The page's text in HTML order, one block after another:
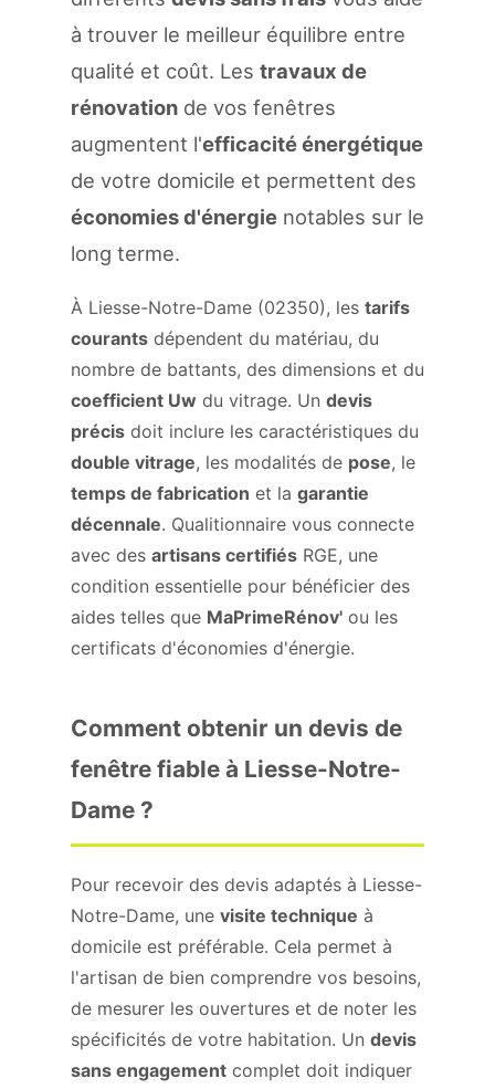
à trouver le meilleur équilibre entre
qualité et coût. Les travaux de
rénovation de vos fenêtres
augmentent l'efficacité énergétique
de votre domicile et permettent des
économies d'énergie notables sur le
long terme.
À Liesse-Notre-Dame (02350), les tarifs
courants dépendent du matériau, du
nombre de battants, des dimensions et du
coefficient Uw du vitrage. Un devis
précis doit inclure les caractéristiques du
double vitrage, les modalités de pose, le
temps de fabrication et la garantie
décennale. Qualitionnaire vous connecte
avec des artisans certifiés RGE, une
condition essentielle pour bénéficier des
aides telles que MaPrimeRénov' ou les
certificats d'économies d'énergie.
Comment obtenir un devis de
fenêtre fiable à Liesse-Notre-
Dame ?
Pour recevoir des devis adaptés à Liesse-
Notre-Dame, une visite technique à
domicile est préférable. Cela permet à
l'artisan de bien comprendre vos besoins,
de mesurer les ouvertures et de noter les
spécificités de votre habitation. Un devis
sans engagement complet doit indiquer